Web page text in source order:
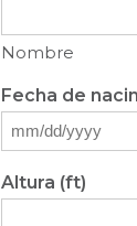
Nombre
Fecha de
Altura (ft)